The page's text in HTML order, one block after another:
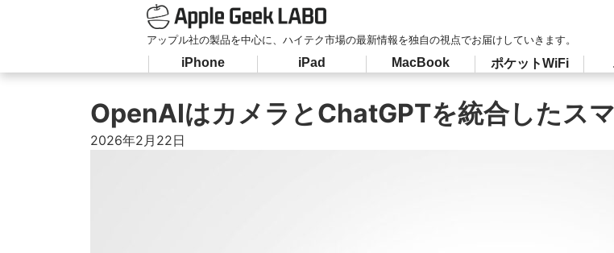
アップル社の製品を中心に、ハイテク市場の最新情報を独自の視点でお届けしていきます。
iPhone iPad MacBook ポケットWiFi
OpenAIはカメラとChatGPTを統合したス
2026年2月22日